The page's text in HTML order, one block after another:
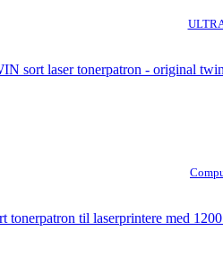
sort laser tonerpatron - original
tonerpatron til laserprintere med